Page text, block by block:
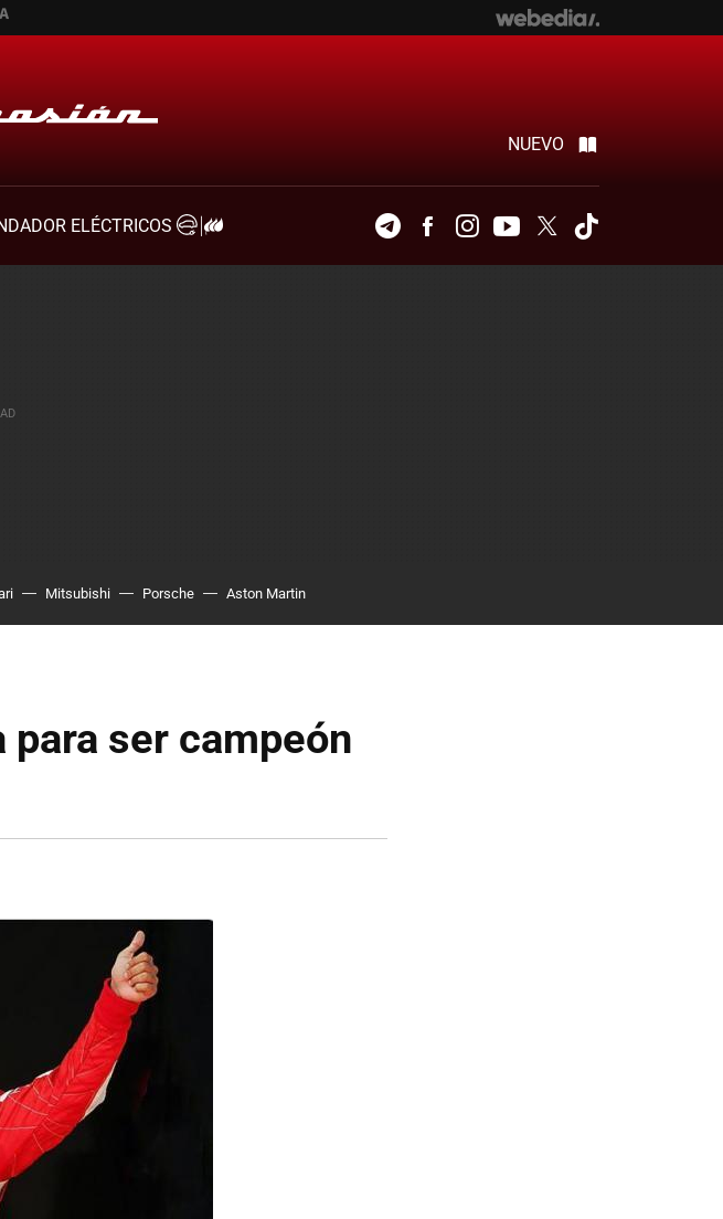
NUEVO
ELÉCTRICOS
TelegramFacebookInstagramYoutubeTwitter
Mitsubishi Porsche Aston Martin
para ser campeón